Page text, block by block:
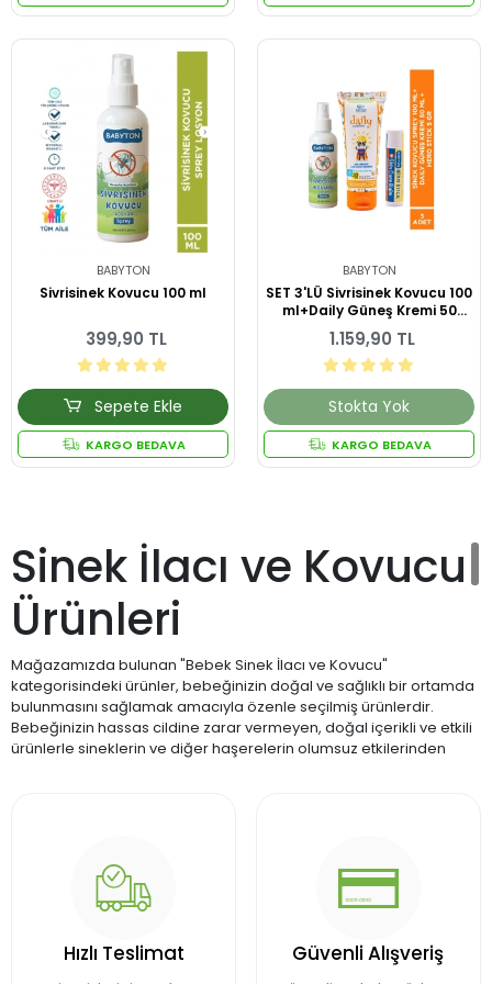
BABYTON
Sivrisinek Kovucu 100 ml
399,90 TL
Sepete Ekle
KARGO BEDAVA
BABYTON
SET 3'LÜ Sivrisinek Kovucu 100
ml+Daily Güneş Kremi 50
ml+Hero Stick 5 ml
1.159,90 TL
Stokta Yok
KARGO BEDAVA
Sinek İlacı ve Kovucu
Ürünleri
Mağazamızda bulunan "Bebek Sinek İlacı ve Kovucu"
kategorisindeki ürünler, bebeğinizin doğal ve sağlıklı bir ortamda
bulunmasını sağlamak amacıyla özenle seçilmiş ürünlerdir.
Bebeğinizin hassas cildine zarar vermeyen, doğal içerikli ve etkili
ürünlerle sineklerin ve diğer haşerelerin olumsuz etkilerinden
sinek ilacı ve kovucu ürünleri, tamamen doğal içeriklerden
oluşmaktadır. Bebeklerin sağlığını riske atmadan, etkili bir şekilde
sineklerden korunmalarını sağlayan bu ürünler, bebeğinizin rahat
Kategorimizde bulunan ürünler arasında, bebek odası sinek
Hızlı Teslimat Güvenli Alışveriş